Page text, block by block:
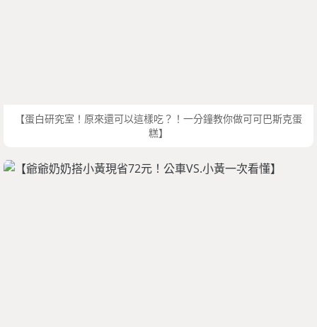
【蛋白研究室！原來還可以這樣吃？！一分鐘教你做可可巴斯克蛋
糕】